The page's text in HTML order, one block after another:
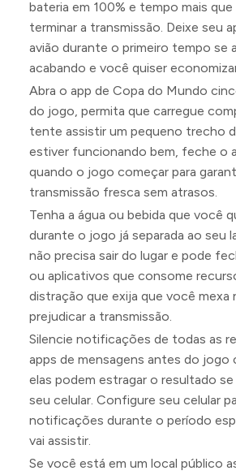
bateria em 100% e tempo mais
terminar a transmissão. Deixe seu
avião durante o primeiro tempo se
acabando e você quiser
Abra o app de Copa do Mundo
do jogo, permita que carregue
tente assistir um pequeno trecho
estiver funcionando bem, feche o
quando o jogo começar para
transmissão fresca sem atrasos.
Tenha a água ou bebida que você
durante o jogo já separada ao seu
não precisa sair do lugar e pode
ou aplicativos que consome
distração que exija que você mexa
prejudicar a transmissão.
Silencie notificações de todas as
apps de mensagens antes do jogo
elas podem estragar o resultado
seu celular. Configure seu celular
notificações durante o período
vai assistir.
Se você está em um local público